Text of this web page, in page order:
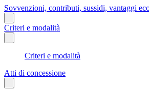
Sovvenzioni, contributi, sussidi, vantaggi
Criteri e modalità
Criteri e modalità
Atti di concessione